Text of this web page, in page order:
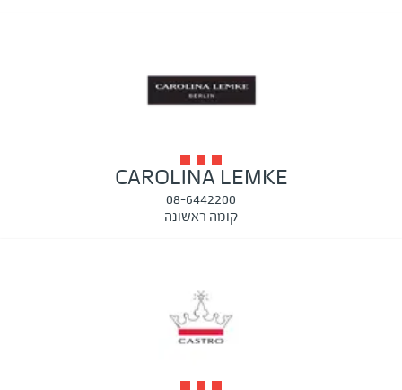
CAROLINA LEMKE
08-6442200
קומה ראשונה